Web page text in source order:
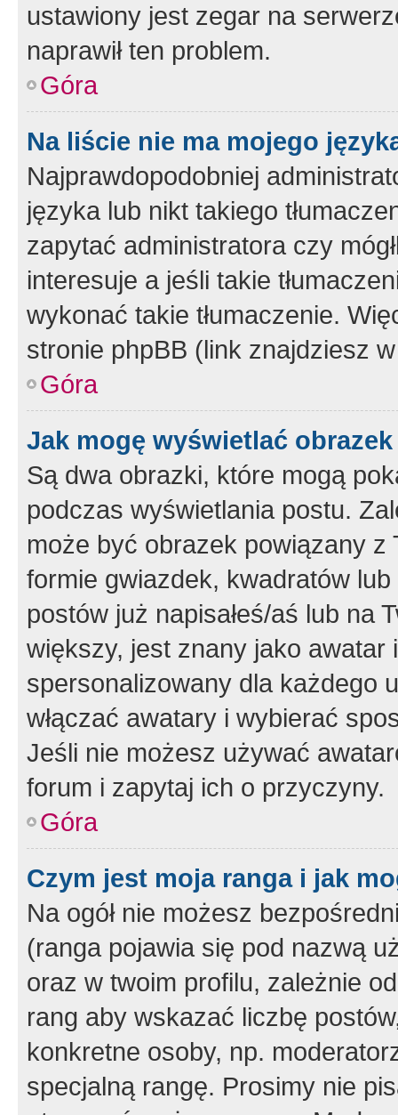
ustawiony jest zegar na
naprawił ten problem.
Góra
Na liście nie ma mojego
Najprawdopodobniej
języka lub nikt takiego
zapytać administratora czy
interesuje a jeśli takie
wykonać takie tłumaczenie.
stronie phpBB (link znajdziesz
Góra
Jak mogę wyświetlać
Są dwa obrazki, które mogą
podczas wyświetlania postu.
może być obrazek powiązany z
formie gwiazdek, kwadratów
postów już napisałeś/aś lub na
większy, jest znany jako
spersonalizowany dla każdego
włączać awatary i wybierać
Jeśli nie możesz używać
forum i zapytaj ich o przyczyny.
Góra
Czym jest moja ranga i jak
Na ogół nie możesz
(ranga pojawia się pod nazwą
oraz w twoim profilu, zależnie
rang aby wskazać liczbę
konkretne osoby, np.
specjalną rangę. Prosimy nie